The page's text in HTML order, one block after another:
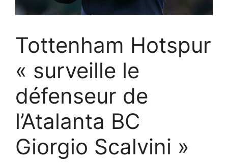
Tottenham Hotspur
« surveille le
défenseur de
l’Atalanta BC
Giorgio Scalvini »